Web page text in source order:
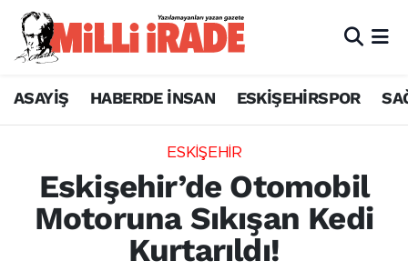
ASAYİŞ HABERDE İNSAN ESKİŞEHİRSPOR
ESKİŞEHİR
Eskişehir’de Otomobil
Motoruna Sıkışan Kedi
Kurtarıldı!